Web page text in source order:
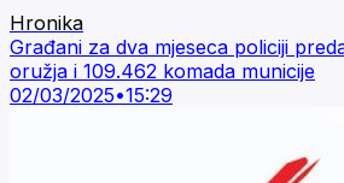
Hronika
Građani za dva mjeseca policiji
oružja i 109.462 komada municije
02/03/2025•15:29